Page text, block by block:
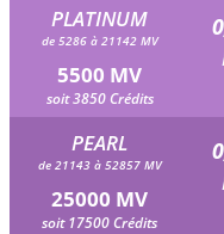
PLATINUM
de 5286 à 21142 MV
5500 MV
soit 3850 Crédits
PEARL
de 21143 à 52857 MV
25000 MV
soit 17500 Crédits